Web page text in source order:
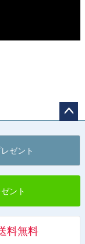
へ
ゼント
ント
料無料